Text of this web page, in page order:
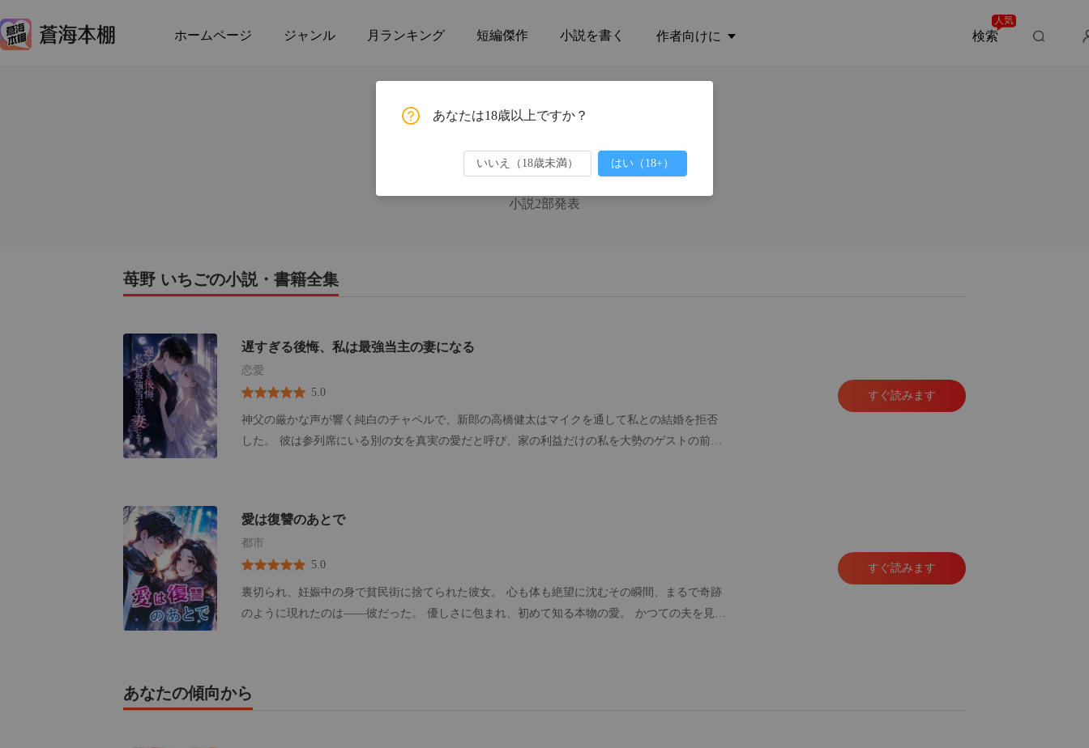
ホームページ ジャンル 月ランキング 短編傑作 小説を書く 作者向けに 検索
人気
苺野 いちご
小説2部発表
苺野 いちごの小説・書籍全集
遅すぎる後悔、私は最強当主の妻になる
恋愛
5.0
神父の厳かな声が響く純白のチャペルで、新郎の高橋健太はマイクを通して私との結婚を拒否
した。 彼は参列席にいる別の女を真実の愛だと呼び、家の利益だけの私を大勢のゲストの前で
奪おうとした詩織の巧妙な罠だったと知らされた。 なぜ実の家族は私を信じず、あんな嘘つき
の妹ばかりを愛し、私を地獄へ突き落としたのか。 再び目を覚ますと、私はまさに健太に捨て
られたあの屈辱の瞬間に戻っていた。 私は泣いてすがる代わりに冷たく微笑み、自ら婚約破棄
を宣言した。 そして、彼より遥かに絶大な権力を持つ鷹司グループの当主、鷹司暁の前に歩み
寄った。 「私のすべてを代償に、あなたの妻にしてください」 今世は、私を捨てた全員にその
すぐ読みます
愛は復讐のあとで
都市
5.0
裏切られ、妊娠中の身で貧民街に捨てられた彼女。 心も体も絶望に沈むその瞬間、まるで奇跡
のように現れたのは——彼だった。 優しさに包まれ、初めて知る本物の愛。 かつての夫を見返
すぐ読みます
あなたの傾向から
あなたは18歳以上ですか？
いいえ（18歳未満） はい（18+）